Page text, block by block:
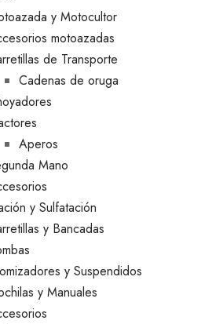
y Motocultor
motoazadas
de Transporte
Cadenas de oruga
Aperos
Mano
y Sulfatación
y Bancadas
y Suspendidos
y Manuales